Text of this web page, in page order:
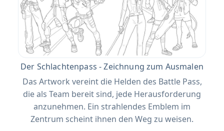
Der Schlachtenpass - Zeichnung zum Ausmalen
Das Artwork vereint die Helden des Battle Pass,
die als Team bereit sind, jede Herausforderung
anzunehmen. Ein strahlendes Emblem im
Zentrum scheint ihnen den Weg zu weisen.